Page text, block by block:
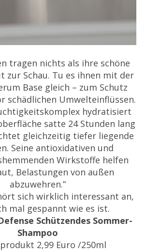
tragen nichts als ihre schöne
zur Schau. Tu es ihnen mit der
Base gleich – zum Schutz
schädlichen Umwelteinflüssen.
hydratisiert
satte 24 Stunden lang
gleichzeitig tiefer liegende
Seine antioxidativen und
Wirkstoffe helfen
Belastungen von außen
abzuwehren.”
sich wirklich interessant an,
mal gespannt wie es ist.
Schützendes Sommer-
Shampoo
2,99 Euro /250ml